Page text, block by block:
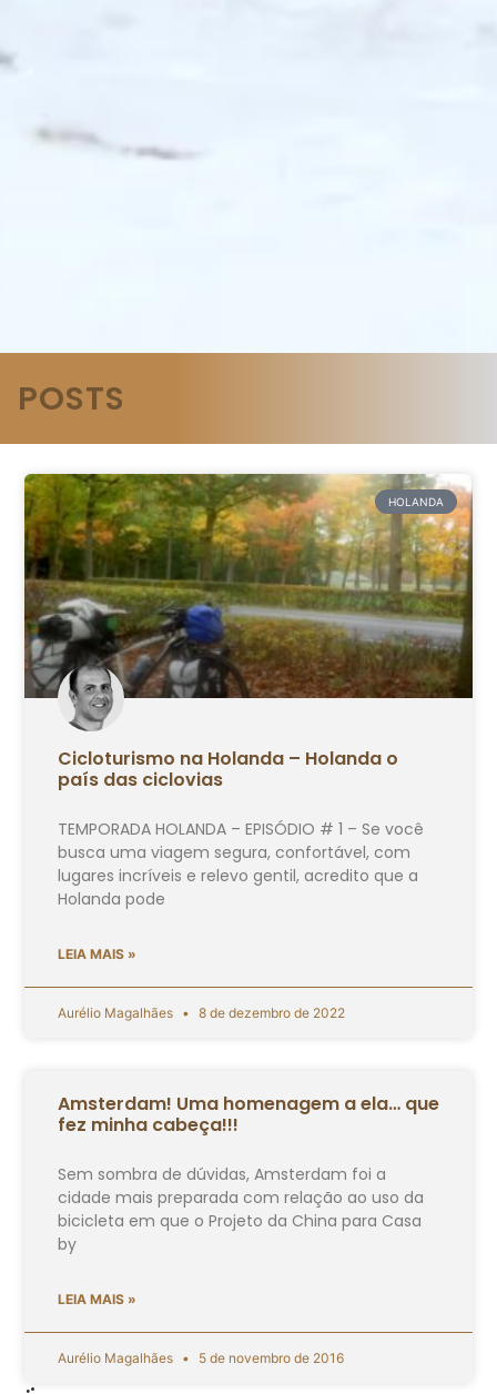
POSTS
HOLANDA
Cicloturismo na Holanda – Holanda o
país das ciclovias
TEMPORADA HOLANDA – EPISÓDIO # 1 – Se você
busca uma viagem segura, confortável, com
lugares incríveis e relevo gentil, acredito que a
Holanda pode
LEIA MAIS »
Aurélio Magalhães 8 de dezembro de 2022
Amsterdam! Uma homenagem a ela… que
fez minha cabeça!!!
Sem sombra de dúvidas, Amsterdam foi a
cidade mais preparada com relação ao uso da
bicicleta em que o Projeto da China para Casa
by
LEIA MAIS »
Aurélio Magalhães 5 de novembro de 2016